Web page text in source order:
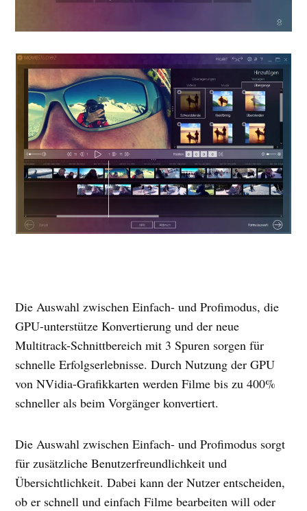
Die Auswahl zwischen Einfach- und Profimodus, die
GPU-unterstütze Konvertierung und der neue
Multitrack-Schnittbereich mit 3 Spuren sorgen für
schnelle Erfolgserlebnisse. Durch Nutzung der GPU
von NVidia-Grafikkarten werden Filme bis zu 400%
schneller als beim Vorgänger konvertiert.
Die Auswahl zwischen Einfach- und Profimodus sorgt
für zusätzliche Benutzerfreundlichkeit und
Übersichtlichkeit. Dabei kann der Nutzer entscheiden,
ob er schnell und einfach Filme bearbeiten will oder